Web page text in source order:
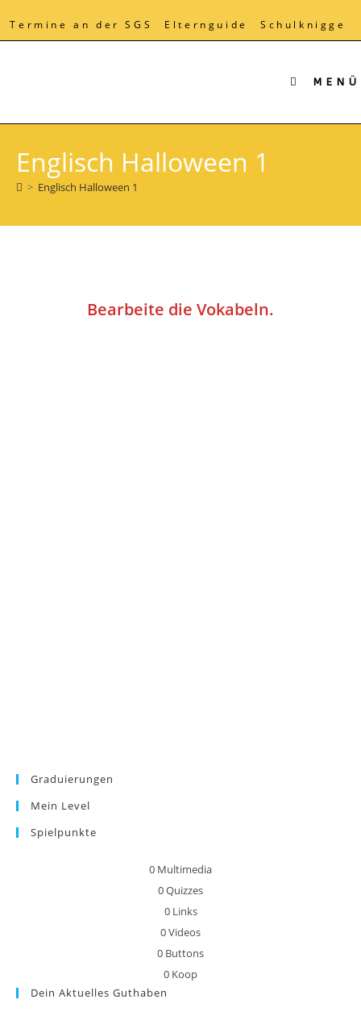
springen
Termine an der SGS Elternguide Schulknigge
MENÜ
Englisch Halloween 1
> Englisch Halloween 1
Bearbeite die Vokabeln.
Graduierungen
Mein Level
Spielpunkte
0 Multimedia
0Quizzes
0 Links
0Videos
0 Buttons
0 Koop
Dein Aktuelles Guthaben